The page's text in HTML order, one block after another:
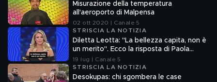
Misurazione della temperatura
all'aeroporto di Malpensa
02 ott 2020 | Canale 5
STRISCIA LA NOTIZIA
Diletta Leotta: "La bellezza capita, non è
un merito". Ecco la risposta di Paola
Ferrari
19 lug | Canale 5
STRISCIA LA NOTIZIA
Desokupas: chi sgombera le case